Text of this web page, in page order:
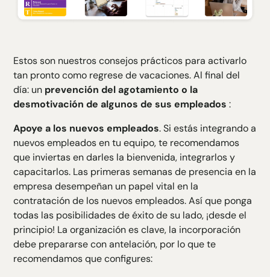
Estos son nuestros consejos prácticos para activarlo
tan pronto como regrese de vacaciones. Al final del
día: un prevención del agotamiento o la
desmotivación de algunos de sus empleados :
Apoye a los nuevos empleados. Si estás integrando a
nuevos empleados en tu equipo, te recomendamos
que inviertas en darles la bienvenida, integrarlos y
capacitarlos. Las primeras semanas de presencia en la
empresa desempeñan un papel vital en la
contratación de los nuevos empleados. Así que ponga
todas las posibilidades de éxito de su lado, ¡desde el
principio! La organización es clave, la incorporación
debe prepararse con antelación, por lo que te
recomendamos que configures: